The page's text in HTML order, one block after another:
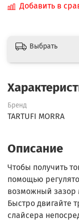
Добавить в
Выбрать
Бренд
TARTUFI MORRA
Описание
Чтобы получить
помощью
возможный зазор
Быстро двигайте
слайсера